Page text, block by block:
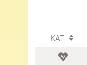
KAT.